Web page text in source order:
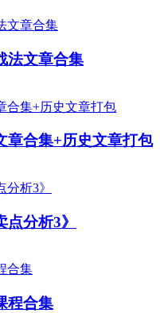
法文章合集
章合集+历史文章打包
点分析3》
程合集